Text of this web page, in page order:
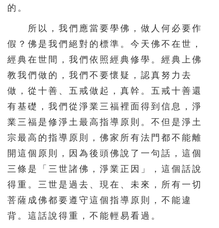
576 577 578 579 580
581 582 583 584 585
591 592 593 594 595
596 597 598 599 600
601 602 603 604 605
606 607 608 609 610
616 617 618 619 620
621 622 623 624 625
626 627 628 629
的。
所以，我們應當要學佛，做人何必要作
假？佛是我們絕對的標準。今天佛不在世，
經典在世間，我們依照經典修學。經典上佛
教我們做的，我們不要懷疑，認真努力去
做，從十善、五戒做起，真幹。五戒十善還
有基礎，我們從淨業三福裡面得到信息，淨
業三福是修淨土最高指導原則。不但是淨土
宗最高的指導原則，佛家所有法門都不能離
開這個原則，因為後頭佛說了一句話，這個
三條是「三世諸佛，淨業正因」，這個話說
得重。三世是過去、現在、未來，所有一切
菩薩成佛都要遵守這個指導原則，不能違
背。這話說得重，不能輕易看過。